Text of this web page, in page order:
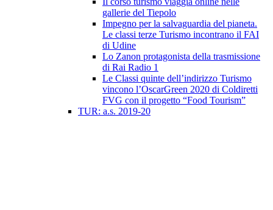
gallerie del Tiepolo
Impegno per la salvaguardia del pianeta.
Le classi terze Turismo incontrano il FAI
di Udine
Lo Zanon protagonista della trasmissione
di Rai Radio 1
Le Classi quinte dell’indirizzo Turismo
vincono l’OscarGreen 2020 di Coldiretti
FVG con il progetto “Food Tourism”
TUR: a.s. 2019-20